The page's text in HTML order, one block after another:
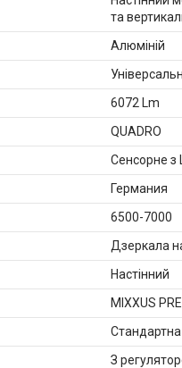
та
Алюміній
6072 Lm
QUADRO
Сенсорне з
Германия
6500-7000
Дзеркала
Настінний
MIXXUS
Стандартна
З